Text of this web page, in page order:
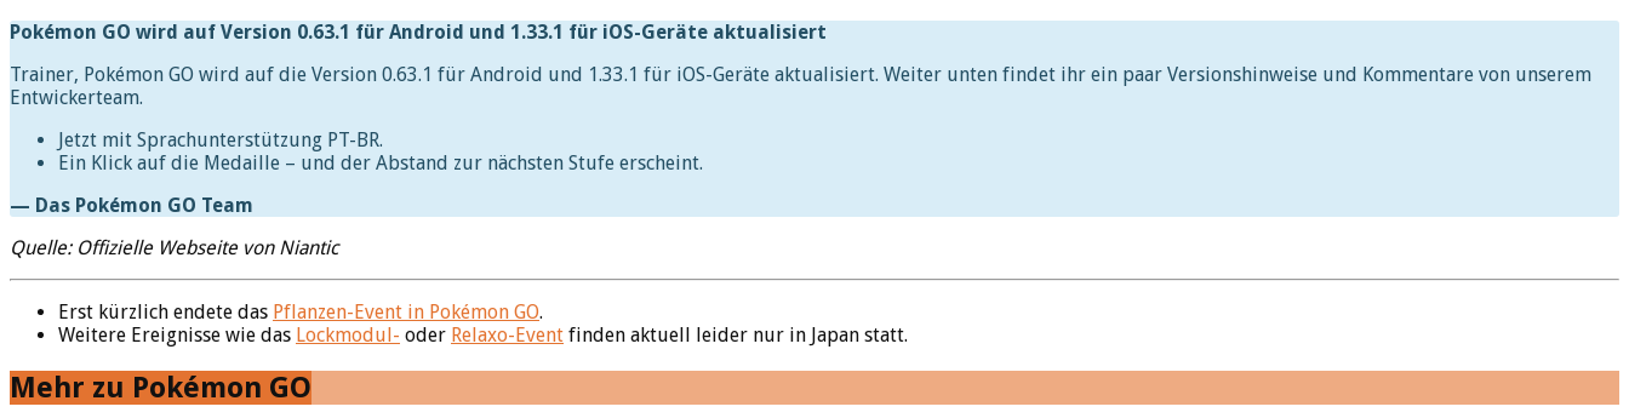
Pokémon GO wird auf Version 0.63.1 für Android und 1.33.1 für iOS-Geräte aktualisiert
Trainer, Pokémon GO wird auf die Version 0.63.1 für Android und 1.33.1 für iOS-Geräte aktualisiert. Weiter unten findet ihr ein paar Versionshinweise und Kommentare von unserem
Entwickerteam.
Jetzt mit Sprachunterstützung PT-BR.
Ein Klick auf die Medaille – und der Abstand zur nächsten Stufe erscheint.
— Das Pokémon GO Team
Quelle: Offizielle Webseite von Niantic
Erst kürzlich endete das Pflanzen-Event in Pokémon GO.
Weitere Ereignisse wie das Lockmodul- oder Relaxo-Event finden aktuell leider nur in Japan statt.
Mehr zu Pokémon GO